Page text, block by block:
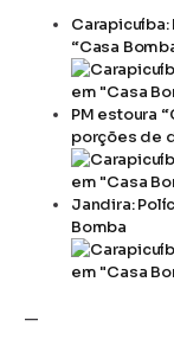
“Casa
PM estoura
porções de
Jandira:
Bomba
—